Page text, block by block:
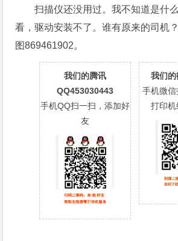
扫描仪还没用过。我不知道是什
看，驱动安装不了。谁有原来的司机
图869461902。
我们的腾讯
QQ453030443
手机QQ扫一扫，添加好
友
我们
手机微
打印